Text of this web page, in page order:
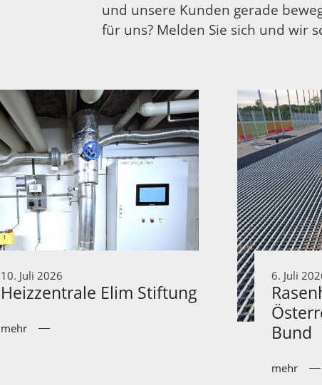
und unsere Kunden gerade
für uns? Melden Sie sich und wir
10. Juli 2026
Heizzentrale Elim Stiftung
mehr
6. Juli
Bund
mehr